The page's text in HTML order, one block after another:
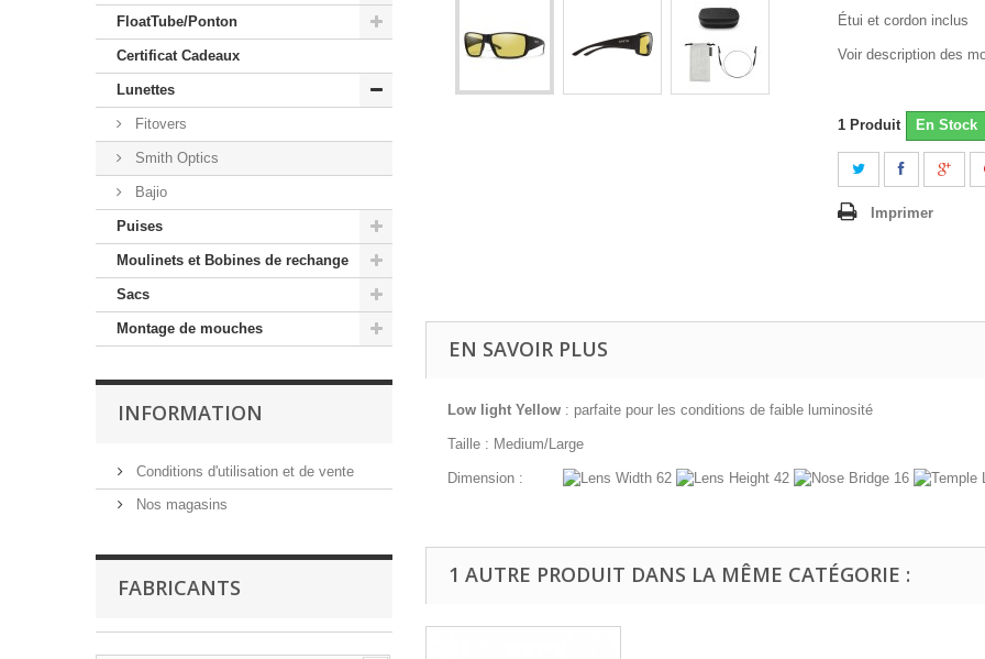
FloatTube/Ponton
Certificat Cadeaux
Lunettes
Fitovers
Smith Optics
Bajio
Puises
Moulinets et Bobines de rechange
Sacs
Montage de mouches
INFORMATION
Conditions d'utilisation et de vente
Nos magasins
FABRICANTS
Étui et cordon inclus
Voir description des
1 Produit En Stock
Imprimer
EN SAVOIR PLUS
Low light Yellow : parfaite pour les conditions de faible luminosité
Taille : Medium/Large
Dimension : 62 42 16
1 AUTRE PRODUIT DANS LA MÊME CATÉGORIE :